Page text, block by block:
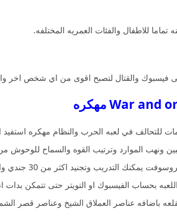
للاطفال والفئات العمريه المختلفه.
فيسبوك والقتال لتصبح اقوى من اي شخص اخر
للتحالف في لعبه الحرب والنظام مهكره استفيد
ونهب الموارد وترتيب القوه والسماح
من 30 جندي واضافه الوحوش الاقوياء والعفاريت وتطوير الكثير من المباني للجنود مجانا.
بحساب الفيسبوك او التويتر حتى تتمكن
باضافه عناصر العملاق الشيخ وعناصر قصر